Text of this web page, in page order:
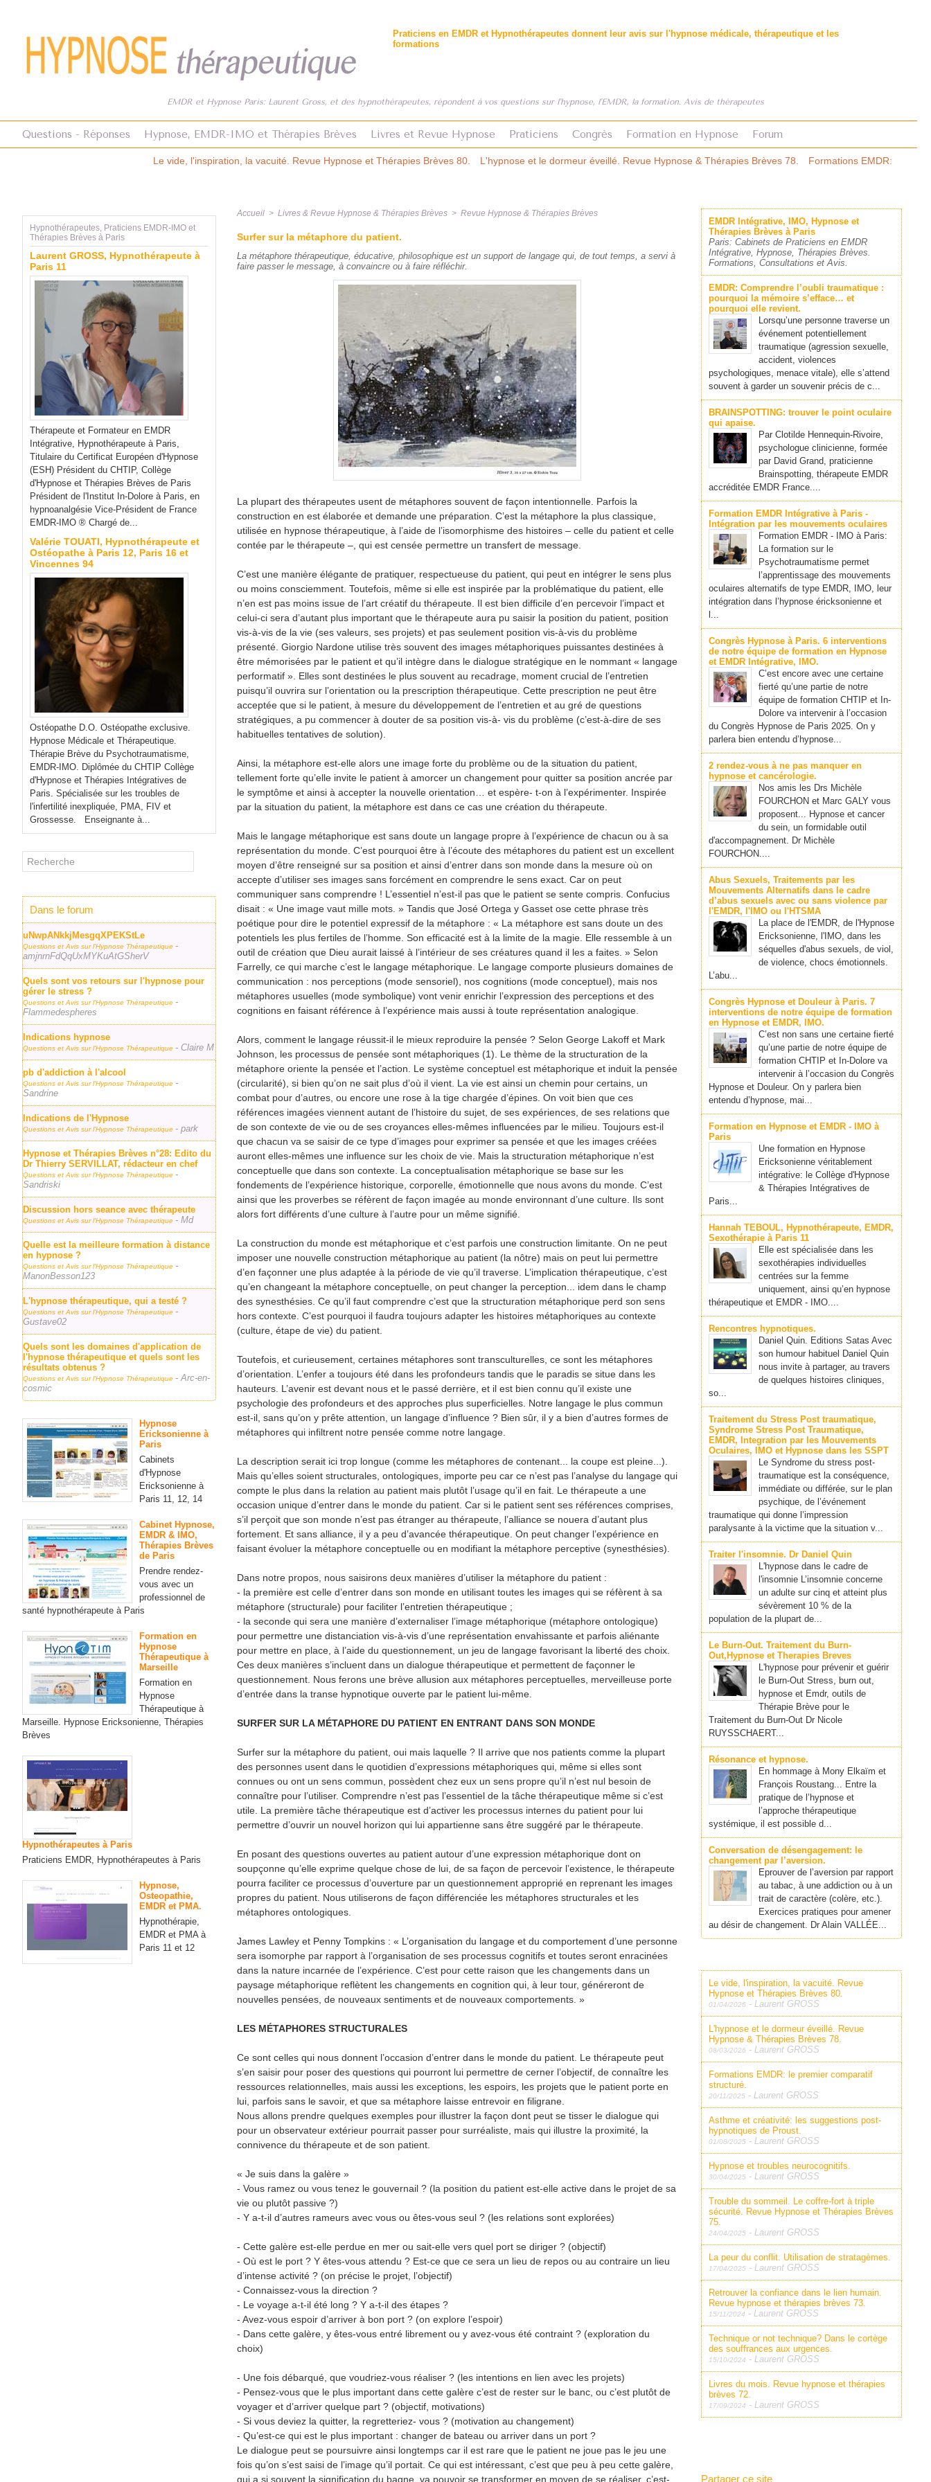
Praticiens en EMDR et Hypnothérapeutes donnent leur avis sur l'hypnose médicale, thérapeutique et les
formations
EMDR et Hypnose Paris: Laurent Gross, et des hypnothérapeutes, répondent à vos questions sur l'hypnose, l'EMDR, la formation. Avis de thérapeutes
Questions - Réponses Hypnose, EMDR-IMO et Thérapies Brèves Livres et Revue Hypnose Praticiens Congrès Formation en Hypnose Forum
Le vide, l'inspiration, la vacuité. Revue Hypnose et Thérapies Brèves 80. L'hypnose et le dormeur éveillé. Revue Hypnose & Thérapies Brèves 78. Formations EMDR: le premier comparatif structuré.
Hypnothérapeutes, Praticiens EMDR-IMO et
Thérapies Brèves à Paris
Laurent GROSS, Hypnothérapeute à
Paris 11
Thérapeute et Formateur en EMDR
Intégrative, Hypnothérapeute à Paris,
Titulaire du Certificat Européen d'Hypnose
(ESH) Président du CHTIP, Collège
d'Hypnose et Thérapies Brèves de Paris
Président de l'Institut In-Dolore à Paris, en
hypnoanalgésie Vice-Président de France
EMDR-IMO ® Chargé de...
Valérie TOUATI, Hypnothérapeute et
Ostéopathe à Paris 12, Paris 16 et
Vincennes 94
Ostéopathe D.O. Ostéopathe exclusive.
Hypnose Médicale et Thérapeutique.
Thérapie Brève du Psychotraumatisme,
EMDR-IMO. Diplômée du CHTIP Collège
d'Hypnose et Thérapies Intégratives de
Paris. Spécialisée sur les troubles de
l'infertilité inexpliquée, PMA, FIV et
Grossesse. Enseignante à...
Dans le forum
uNwpANkkjMesgqXPEKStLe
Questions et Avis sur l'Hypnose Thérapeutique -
amjnrnFdQqUxMYKuAtGSherV
Quels sont vos retours sur l'hypnose pour
gérer le stress ?
Questions et Avis sur l'Hypnose Thérapeutique -
Flammedespheres
Indications hypnose
Questions et Avis sur l'Hypnose Thérapeutique - Claire M
pb d'addiction à l'alcool
Questions et Avis sur l'Hypnose Thérapeutique -
Sandrine
Indications de l'Hypnose
Questions et Avis sur l'Hypnose Thérapeutique - park
Hypnose et Thérapies Brèves n°28: Edito du
Dr Thierry SERVILLAT, rédacteur en chef
Questions et Avis sur l'Hypnose Thérapeutique -
Sandriski
Discussion hors seance avec thérapeute
Questions et Avis sur l'Hypnose Thérapeutique - Md
Quelle est la meilleure formation à distance
en hypnose ?
Questions et Avis sur l'Hypnose Thérapeutique -
ManonBesson123
L'hypnose thérapeutique, qui a testé ?
Questions et Avis sur l'Hypnose Thérapeutique -
Gustave02
Quels sont les domaines d'application de
l'hypnose thérapeutique et quels sont les
résultats obtenus ?
Questions et Avis sur l'Hypnose Thérapeutique - Arc-en-
cosmic
Hypnose
Ericksonienne à
Paris
Cabinets
d'Hypnose
Ericksonienne à
Paris 11, 12, 14
Cabinet Hypnose,
EMDR & IMO,
Thérapies Brèves
de Paris
Prendre rendez-
vous avec un
professionnel de
santé hypnothérapeute à Paris
Formation en
Hypnose
Thérapeutique à
Marseille
Formation en
Hypnose
Thérapeutique à
Marseille. Hypnose Ericksonienne, Thérapies
Brèves
Hypnothérapeutes à Paris
Praticiens EMDR, Hypnothérapeutes à Paris
Hypnose,
Osteopathie,
EMDR et PMA.
Hypnothérapie,
EMDR et PMA à
Paris 11 et 12
Accueil > Livres & Revue Hypnose & Thérapies Brèves > Revue Hypnose & Thérapies Brèves
Surfer sur la métaphore du patient.
La métaphore thérapeutique, éducative, philosophique est un support de langage qui, de tout temps, a servi à
faire passer le message, à convaincre ou à faire réfléchir.
La plupart des thérapeutes usent de métaphores souvent de façon intentionnelle. Parfois la
construction en est élaborée et demande une préparation. C’est la métaphore la plus classique,
utilisée en hypnose thérapeutique, à l’aide de l’isomorphisme des histoires – celle du patient et celle
contée par le thérapeute –, qui est censée permettre un transfert de message.
C’est une manière élégante de pratiquer, respectueuse du patient, qui peut en intégrer le sens plus
ou moins consciemment. Toutefois, même si elle est inspirée par la problématique du patient, elle
n’en est pas moins issue de l’art créatif du thérapeute. Il est bien difficile d’en percevoir l’impact et
celui-ci sera d’autant plus important que le thérapeute aura pu saisir la position du patient, position
vis-à-vis de la vie (ses valeurs, ses projets) et pas seulement position vis-à-vis du problème
présenté. Giorgio Nardone utilise très souvent des images métaphoriques puissantes destinées à
être mémorisées par le patient et qu’il intègre dans le dialogue stratégique en le nommant « langage
performatif ». Elles sont destinées le plus souvent au recadrage, moment crucial de l’entretien
puisqu’il ouvrira sur l’orientation ou la prescription thérapeutique. Cette prescription ne peut être
acceptée que si le patient, à mesure du développement de l’entretien et au gré de questions
stratégiques, a pu commencer à douter de sa position vis-à- vis du problème (c’est-à-dire de ses
habituelles tentatives de solution).
Ainsi, la métaphore est-elle alors une image forte du problème ou de la situation du patient,
tellement forte qu’elle invite le patient à amorcer un changement pour quitter sa position ancrée par
le symptôme et ainsi à accepter la nouvelle orientation… et espère- t-on à l’expérimenter. Inspirée
par la situation du patient, la métaphore est dans ce cas une création du thérapeute.
Mais le langage métaphorique est sans doute un langage propre à l’expérience de chacun ou à sa
représentation du monde. C’est pourquoi être à l’écoute des métaphores du patient est un excellent
moyen d’être renseigné sur sa position et ainsi d’entrer dans son monde dans la mesure où on
accepte d’utiliser ses images sans forcément en comprendre le sens exact. Car on peut
communiquer sans comprendre ! L’essentiel n’est-il pas que le patient se sente compris. Confucius
disait : « Une image vaut mille mots. » Tandis que José Ortega y Gasset ose cette phrase très
poétique pour dire le potentiel expressif de la métaphore : « La métaphore est sans doute un des
potentiels les plus fertiles de l’homme. Son efficacité est à la limite de la magie. Elle ressemble à un
outil de création que Dieu aurait laissé à l’intérieur de ses créatures quand il les a faites. » Selon
Farrelly, ce qui marche c’est le langage métaphorique. Le langage comporte plusieurs domaines de
communication : nos perceptions (mode sensoriel), nos cognitions (mode conceptuel), mais nos
métaphores usuelles (mode symbolique) vont venir enrichir l’expression des perceptions et des
cognitions en faisant référence à l’expérience mais aussi à toute représentation analogique.
Alors, comment le langage réussit-il le mieux reproduire la pensée ? Selon George Lakoff et Mark
Johnson, les processus de pensée sont métaphoriques (1). Le thème de la structuration de la
métaphore oriente la pensée et l’action. Le système conceptuel est métaphorique et induit la pensée
(circularité), si bien qu’on ne sait plus d’où il vient. La vie est ainsi un chemin pour certains, un
combat pour d’autres, ou encore une rose à la tige chargée d’épines. On voit bien que ces
références imagées viennent autant de l’histoire du sujet, de ses expériences, de ses relations que
de son contexte de vie ou de ses croyances elles-mêmes influencées par le milieu. Toujours est-il
que chacun va se saisir de ce type d’images pour exprimer sa pensée et que les images créées
auront elles-mêmes une influence sur les choix de vie. Mais la structuration métaphorique n’est
conceptuelle que dans son contexte. La conceptualisation métaphorique se base sur les
fondements de l’expérience historique, corporelle, émotionnelle que nous avons du monde. C’est
ainsi que les proverbes se réfèrent de façon imagée au monde environnant d’une culture. Ils sont
alors fort différents d’une culture à l’autre pour un même signifié.
La construction du monde est métaphorique et c’est parfois une construction limitante. On ne peut
imposer une nouvelle construction métaphorique au patient (la nôtre) mais on peut lui permettre
d’en façonner une plus adaptée à la période de vie qu’il traverse. L’implication thérapeutique, c’est
qu’en changeant la métaphore conceptuelle, on peut changer la perception... idem dans le champ
des synesthésies. Ce qu’il faut comprendre c’est que la structuration métaphorique perd son sens
hors contexte. C’est pourquoi il faudra toujours adapter les histoires métaphoriques au contexte
(culture, étape de vie) du patient.
Toutefois, et curieusement, certaines métaphores sont transculturelles, ce sont les métaphores
d’orientation. L’enfer a toujours été dans les profondeurs tandis que le paradis se situe dans les
hauteurs. L’avenir est devant nous et le passé derrière, et il est bien connu qu’il existe une
psychologie des profondeurs et des approches plus superficielles. Notre langage le plus commun
est-il, sans qu’on y prête attention, un langage d’influence ? Bien sûr, il y a bien d’autres formes de
métaphores qui infiltrent notre pensée comme notre langage.
La description serait ici trop longue (comme les métaphores de contenant... la coupe est pleine...).
Mais qu’elles soient structurales, ontologiques, importe peu car ce n’est pas l’analyse du langage qui
compte le plus dans la relation au patient mais plutôt l’usage qu’il en fait. Le thérapeute a une
occasion unique d’entrer dans le monde du patient. Car si le patient sent ses références comprises,
s’il perçoit que son monde n’est pas étranger au thérapeute, l’alliance se nouera d’autant plus
fortement. Et sans alliance, il y a peu d’avancée thérapeutique. On peut changer l’expérience en
faisant évoluer la métaphore conceptuelle ou en modifiant la métaphore perceptive (synesthésies).
Dans notre propos, nous saisirons deux manières d’utiliser la métaphore du patient :
- la première est celle d’entrer dans son monde en utilisant toutes les images qui se réfèrent à sa
métaphore (structurale) pour faciliter l’entretien thérapeutique ;
- la seconde qui sera une manière d’externaliser l’image métaphorique (métaphore ontologique)
pour permettre une distanciation vis-à-vis d’une représentation envahissante et parfois aliénante
pour mettre en place, à l’aide du questionnement, un jeu de langage favorisant la liberté des choix.
Ces deux manières s’incluent dans un dialogue thérapeutique et permettent de façonner le
questionnement. Nous ferons une brève allusion aux métaphores perceptuelles, merveilleuse porte
d’entrée dans la transe hypnotique ouverte par le patient lui-même.
SURFER SUR LA MÉTAPHORE DU PATIENT EN ENTRANT DANS SON MONDE
Surfer sur la métaphore du patient, oui mais laquelle ? Il arrive que nos patients comme la plupart
des personnes usent dans le quotidien d’expressions métaphoriques qui, même si elles sont
connues ou ont un sens commun, possèdent chez eux un sens propre qu’il n’est nul besoin de
connaître pour l’utiliser. Comprendre n’est pas l’essentiel de la tâche thérapeutique même si c’est
utile. La première tâche thérapeutique est d’activer les processus internes du patient pour lui
permettre d’ouvrir un nouvel horizon qui lui appartienne sans être suggéré par le thérapeute.
En posant des questions ouvertes au patient autour d’une expression métaphorique dont on
soupçonne qu’elle exprime quelque chose de lui, de sa façon de percevoir l’existence, le thérapeute
pourra faciliter ce processus d’ouverture par un questionnement approprié en reprenant les images
propres du patient. Nous utiliserons de façon différenciée les métaphores structurales et les
métaphores ontologiques.
James Lawley et Penny Tompkins : « L’organisation du langage et du comportement d’une personne
sera isomorphe par rapport à l’organisation de ses processus cognitifs et toutes seront enracinées
dans la nature incarnée de l’expérience. C’est pour cette raison que les changements dans un
paysage métaphorique reflètent les changements en cognition qui, à leur tour, généreront de
nouvelles pensées, de nouveaux sentiments et de nouveaux comportements. »
LES MÉTAPHORES STRUCTURALES
Ce sont celles qui nous donnent l’occasion d’entrer dans le monde du patient. Le thérapeute peut
s’en saisir pour poser des questions qui pourront lui permettre de cerner l’objectif, de connaître les
ressources relationnelles, mais aussi les exceptions, les espoirs, les projets que le patient porte en
lui, parfois sans le savoir, et que sa métaphore laisse entrevoir en filigrane.
Nous allons prendre quelques exemples pour illustrer la façon dont peut se tisser le dialogue qui
pour un observateur extérieur pourrait passer pour surréaliste, mais qui illustre la proximité, la
connivence du thérapeute et de son patient.
« Je suis dans la galère »
- Vous ramez ou vous tenez le gouvernail ? (la position du patient est-elle active dans le projet de sa
vie ou plutôt passive ?)
- Y a-t-il d’autres rameurs avec vous ou êtes-vous seul ? (les relations sont explorées)
- Cette galère est-elle perdue en mer ou sait-elle vers quel port se diriger ? (objectif)
- Où est le port ? Y êtes-vous attendu ? Est-ce que ce sera un lieu de repos ou au contraire un lieu
d’intense activité ? (on précise le projet, l’objectif)
- Connaissez-vous la direction ?
- Le voyage a-t-il été long ? Y a-t-il des étapes ?
- Avez-vous espoir d’arriver à bon port ? (on explore l’espoir)
- Dans cette galère, y êtes-vous entré librement ou y avez-vous été contraint ? (exploration du
choix)
- Une fois débarqué, que voudriez-vous réaliser ? (les intentions en lien avec les projets)
- Pensez-vous que le plus important dans cette galère c’est de rester sur le banc, ou c’est plutôt de
voyager et d’arriver quelque part ? (objectif, motivations)
- Si vous deviez la quitter, la regretteriez- vous ? (motivation au changement)
- Qu’est-ce qui est le plus important : changer de bateau ou arriver dans un port ?
Le dialogue peut se poursuivre ainsi longtemps car il est rare que le patient ne joue pas le jeu une
fois qu’on s’est saisi de l’image qu’il portait. Ce qui est intéressant, c’est que peu à peu cette galère,
qui a si souvent la signification du bagne, va pouvoir se transformer en moyen de se réaliser, c’est-
EMDR Intégrative, IMO, Hypnose et
Thérapies Brèves à Paris
Paris: Cabinets de Praticiens en EMDR
Intégrative, Hypnose, Thérapies Brèves.
Formations, Consultations et Avis.
EMDR: Comprendre l’oubli traumatique :
pourquoi la mémoire s’efface… et
pourquoi elle revient.
Lorsqu’une personne traverse un
événement potentiellement
traumatique (agression sexuelle,
accident, violences
psychologiques, menace vitale), elle s’attend
souvent à garder un souvenir précis de c...
BRAINSPOTTING: trouver le point oculaire
qui apaise.
Par Clotilde Hennequin-Rivoire,
psychologue clinicienne, formée
par David Grand, praticienne
Brainspotting, thérapeute EMDR
accréditée EMDR France....
Formation EMDR Intégrative à Paris -
Intégration par les mouvements oculaires
Formation EMDR - IMO à Paris:
La formation sur le
Psychotraumatisme permet
l’apprentissage des mouvements
oculaires alternatifs de type EMDR, IMO, leur
intégration dans l’hypnose éricksonienne et
l...
Congrès Hypnose à Paris. 6 interventions
de notre équipe de formation en Hypnose
et EMDR Intégrative, IMO.
C’est encore avec une certaine
fierté qu’une partie de notre
équipe de formation CHTIP et In-
Dolore va intervenir à l’occasion
du Congrès Hypnose de Paris 2025. On y
parlera bien entendu d’hypnose...
2 rendez-vous à ne pas manquer en
hypnose et cancérologie.
Nos amis les Drs Michèle
FOURCHON et Marc GALY vous
proposent... Hypnose et cancer
du sein, un formidable outil
d'accompagnement. Dr Michèle
FOURCHON....
Abus Sexuels, Traitements par les
Mouvements Alternatifs dans le cadre
d’abus sexuels avec ou sans violence par
l'EMDR, l'IMO ou l'HTSMA
La place de l'EMDR, de l'Hypnose
Ericksonienne, l'IMO, dans les
séquelles d'abus sexuels, de viol,
de violence, chocs émotionnels.
L’abu...
Congrès Hypnose et Douleur à Paris. 7
interventions de notre équipe de formation
en Hypnose et EMDR, IMO.
C’est non sans une certaine fierté
qu’une partie de notre équipe de
formation CHTIP et In-Dolore va
intervenir à l’occasion du Congrès
Hypnose et Douleur. On y parlera bien
entendu d’hypnose, mai...
Formation en Hypnose et EMDR - IMO à
Paris
Une formation en Hypnose
Ericksonienne véritablement
intégrative: le Collège d'Hypnose
& Thérapies Intégratives de
Paris...
Hannah TEBOUL, Hypnothérapeute, EMDR,
Sexothérapie à Paris 11
Elle est spécialisée dans les
sexothérapies individuelles
centrées sur la femme
uniquement, ainsi qu’en hypnose
thérapeutique et EMDR - IMO....
Rencontres hypnotiques.
Daniel Quin. Editions Satas Avec
son humour habituel Daniel Quin
nous invite à partager, au travers
de quelques histoires cliniques,
so...
Traitement du Stress Post traumatique,
Syndrome Stress Post Traumatique,
EMDR, Integration par les Mouvements
Oculaires, IMO et Hypnose dans les SSPT
Le Syndrome du stress post-
traumatique est la conséquence,
immédiate ou différée, sur le plan
psychique, de l’événement
traumatique qui donne l’impression
paralysante à la victime que la situation v...
Traiter l'insomnie. Dr Daniel Quin
L'hypnose dans le cadre de
l'insomnie L’insomnie concerne
un adulte sur cinq et atteint plus
sévèrement 10 % de la
population de la plupart de...
Le Burn-Out. Traitement du Burn-
Out,Hypnose et Therapies Breves
L'hypnose pour prévenir et guérir
le Burn-Out Stress, burn out,
hypnose et Emdr, outils de
Thérapie Brève pour le
Traitement du Burn-Out Dr Nicole
RUYSSCHAERT...
Résonance et hypnose.
En hommage à Mony Elkaïm et
François Roustang... Entre la
pratique de l’hypnose et
l’approche thérapeutique
systémique, il est possible d...
Conversation de désengagement: le
changement par l’aversion.
Eprouver de l’aversion par rapport
au tabac, à une addiction ou à un
trait de caractère (colère, etc.).
Exercices pratiques pour amener
au désir de changement. Dr Alain VALLÉE...
Le vide, l'inspiration, la vacuité. Revue
Hypnose et Thérapies Brèves 80.
01/04/2026 - Laurent GROSS
L'hypnose et le dormeur éveillé. Revue
Hypnose & Thérapies Brèves 78.
08/03/2026 - Laurent GROSS
Formations EMDR: le premier comparatif
structuré.
20/11/2025 - Laurent GROSS
Asthme et créativité: les suggestions post-
hypnotiques de Proust.
01/08/2025 - Laurent GROSS
Hypnose et troubles neurocognitifs.
30/04/2025 - Laurent GROSS
Trouble du sommeil. Le coffre-fort à triple
sécurité. Revue Hypnose et Thérapies Brèves
75.
24/04/2025 - Laurent GROSS
La peur du conflit. Utilisation de stratagèmes.
17/04/2025 - Laurent GROSS
Retrouver la confiance dans le lien humain.
Revue hypnose et thérapies brèves 73.
15/11/2024 - Laurent GROSS
Technique or not technique? Dans le cortège
des souffrances aux urgences.
15/10/2024 - Laurent GROSS
Livres du mois. Revue hypnose et thérapies
brèves 72.
17/09/2024 - Laurent GROSS
Partager ce site